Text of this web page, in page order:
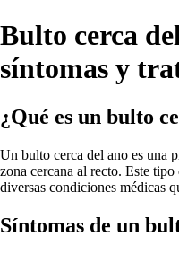
Bulto cerca
síntomas y
¿Qué es un bulto
Un bulto cerca del ano es una
zona cercana al recto. Este
diversas condiciones médicas
Síntomas de un